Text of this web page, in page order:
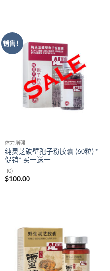
销售！
体力增强
纯灵芝破壁孢子粉胶囊 (60粒) *
促销* 买一送一
(0)
$100.00